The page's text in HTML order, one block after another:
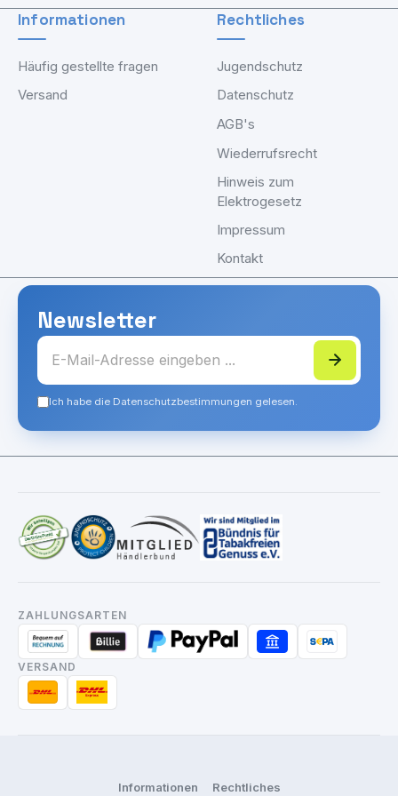
Informationen
Häufig gestellte fragen
Versand
Rechtliches
Jugendschutz
Datenschutz
AGB's
Wiederrufsrecht
Hinweis zum
Elektrogesetz
Impressum
Kontakt
Newsletter
Ich habe die Datenschutzbestimmungen gelesen.
ZAHLUNGSARTEN
VERSAND
Informationen Rechtliches